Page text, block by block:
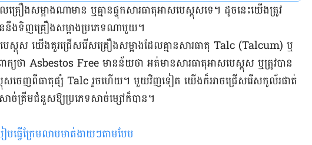
ឿង​សម្អាងណាមាន ឬគ្មានផ្ទុកសារធាតុ​អាសបេស្តុស​ទេ។ ដូចនេះយើង​ត្រូវ
នឹងទិញគ្រឿង​សម្អាង​ប្រភេទ​ណា​មួយ។
េស្តុស យើងគួរជ្រើសរើសគ្រឿងសម្អាងដែលគ្មានសារធាតុ Talc (Talcum) ឬ
ក្យ​ថា Asbestos Free មានន័យថា អត់មានសារធាតុ​អាសបេស្តុស ឬត្រូវបាន​
សចេញពីធាតុផ្សំ Talc រួចហើយ។ មួយ​​វិញ​ទៀត យើងក៏អាចជ្រើសរើសកូល័រផាត់
សាច់​គ្រីម​ជំនួស​ឱ្យ​ប្រភេទ​សាច់​ម្សៅក៏បាន។
ធ្វើក្រែមលាបមាត់ងាយៗតាមបែប